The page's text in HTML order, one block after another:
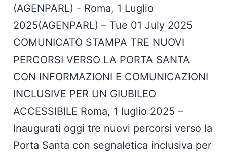
(AGENPARL) - Roma, 1 Luglio
2025(AGENPARL) – Tue 01 July 2025
COMUNICATO STAMPA TRE NUOVI
PERCORSI VERSO LA PORTA SANTA
CON INFORMAZIONI E COMUNICAZIONI
INCLUSIVE PER UN GIUBILEO
ACCESSIBILE Roma, 1 luglio 2025 –
Inaugurati oggi tre nuovi percorsi verso la
Porta Santa con segnaletica inclusiva per